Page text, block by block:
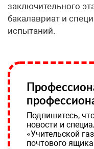
заключительного
бакалавриат и
испытаний.
Подпишитесь,
новости и
«Учительской
почтового ящика